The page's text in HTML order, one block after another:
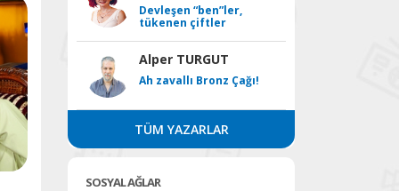
Devleşen “ben”ler,
tükenen çiftler
Alper TURGUT
Ah zavallı Bronz Çağı!
TÜM YAZARLAR
SOSYAL AĞLAR